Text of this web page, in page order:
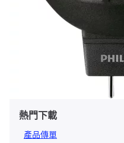
熱門下載
產品傳單